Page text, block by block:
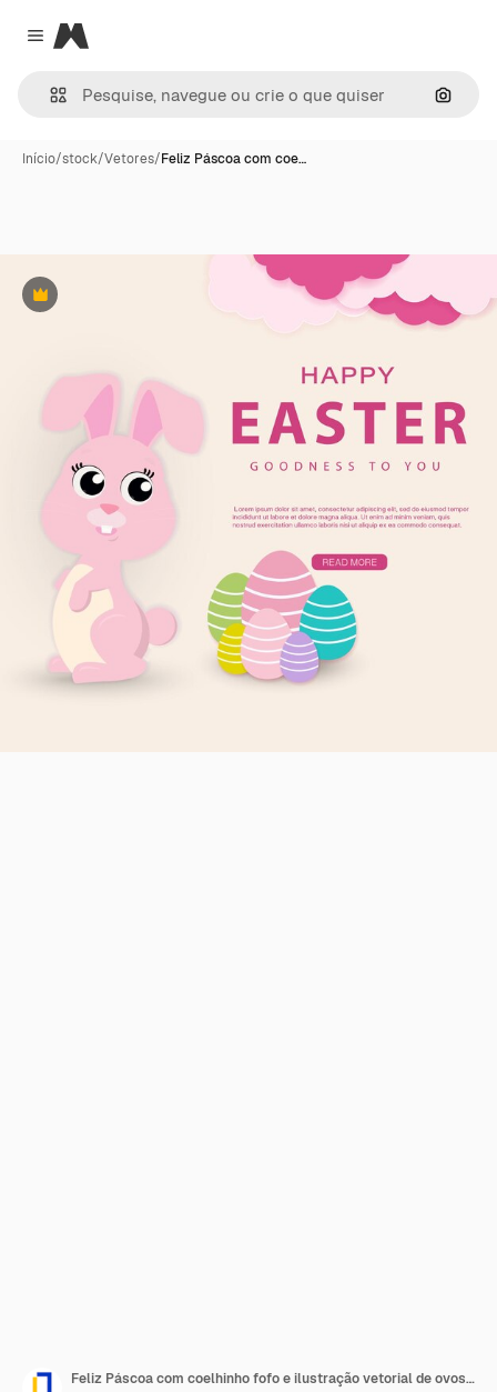
Close menu
Magnific
Início/stock/Vetores/Feliz Páscoa com coe…
Premium
Feliz Páscoa com coelhinho fofo e ilustração vetorial de ovos Ester